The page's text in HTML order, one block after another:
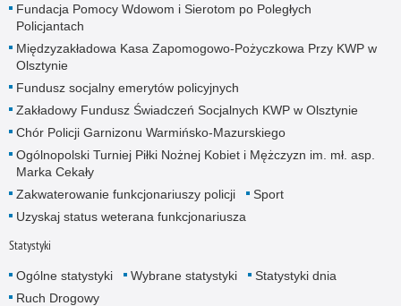
Fundacja Pomocy Wdowom i Sierotom po Poległych
Policjantach
Międzyzakładowa Kasa Zapomogowo-Pożyczkowa Przy KWP w
Olsztynie
Fundusz socjalny emerytów policyjnych
Zakładowy Fundusz Świadczeń Socjalnych KWP w Olsztynie
Chór Policji Garnizonu Warmińsko-Mazurskiego
Ogólnopolski Turniej Piłki Nożnej Kobiet i Mężczyzn im. mł. asp.
Marka Cekały
Zakwaterowanie funkcjonariuszy policji
Sport
Uzyskaj status weterana funkcjonariusza
Statystyki
Ogólne statystyki Wybrane statystyki
Statystyki dnia
Ruch Drogowy